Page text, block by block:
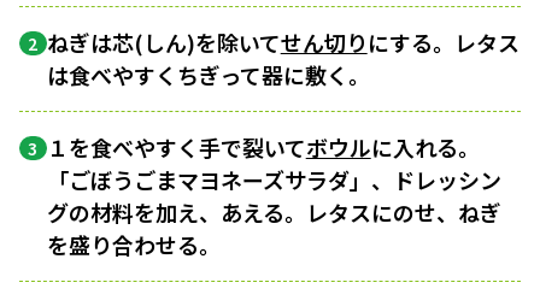
2 ねぎは芯(しん)を除いてせん切りにする。レタス
は食べやすくちぎって器に敷く。
3 １を食べやすく手で裂いてボウルに入れる。
「ごぼうごまマヨネーズサラダ」、ドレッシン
グの材料を加え、あえる。レタスにのせ、ねぎ
を盛り合わせる。